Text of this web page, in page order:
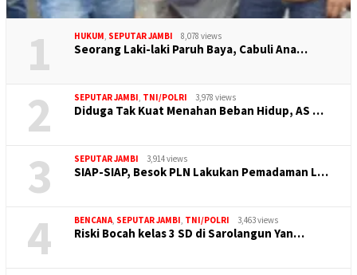
1 HUKUM, SEPUTAR JAMBI 8,078 views
Seorang Laki-laki Paruh Baya, Cabuli Ana…
2 SEPUTAR JAMBI, TNI/POLRI 3,978 views
Diduga Tak Kuat Menahan Beban Hidup, AS …
3 SEPUTAR JAMBI 3,914 views
SIAP-SIAP, Besok PLN Lakukan Pemadaman L…
4 BENCANA, SEPUTAR JAMBI, TNI/POLRI 3,463 views
Riski Bocah kelas 3 SD di Sarolangun Yan…